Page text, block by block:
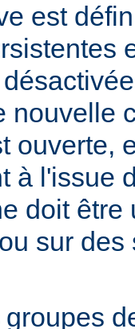
est
nouvelle
ouverte,
à l'issue
doit
sur